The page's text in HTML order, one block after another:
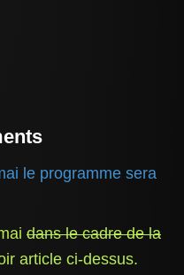
le programme sera
dans le cadre de la
article ci-dessus.